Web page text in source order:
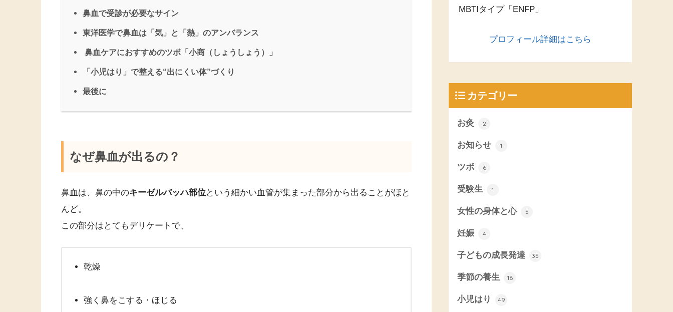
鼻血で受診が必要なサイン
東洋医学で鼻血は「気」と「熱」のアンバランス
鼻血ケアにおすすめのツボ「小商（しょうしょう）」
「小児はり」で整える“出にくい体”づくり
最後に
なぜ鼻血が出るの？
鼻血は、鼻の中のキーゼルバッハ部位という細かい血管が集まった部分から出ることがほと
んど。
この部分はとてもデリケートで、
乾燥
強く鼻をこする・ほじる
MBTIタイプ「ENFP」
プロフィール詳細はこちら
カテゴリー
お灸 2
お知らせ 1
ツボ 6
受験生 1
女性の身体と心 5
妊娠 4
子どもの成長発達 35
季節の養生 16
小児はり 49